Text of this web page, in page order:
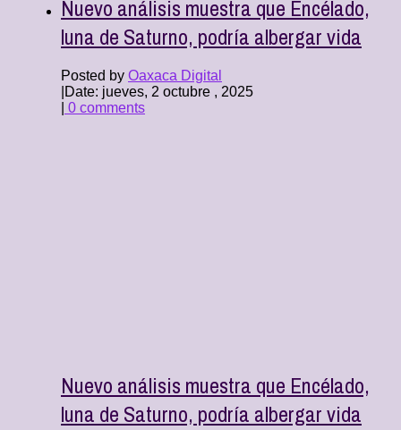
Nuevo análisis muestra que Encélado,
luna de Saturno, podría albergar vida
Posted by Oaxaca Digital
Date: jueves, 2 octubre , 2025
0 comments
Nuevo análisis muestra que Encélado,
luna de Saturno, podría albergar vida